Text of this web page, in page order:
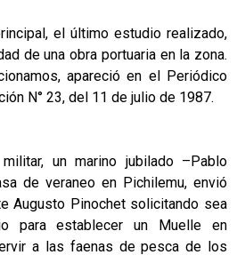
el último estudio realizado,
de una obra portuaria en la zona.
apareció en el Periódico
N° 23, del 11 de julio de 1987.
un marino jubilado –Pablo
de veraneo en Pichilemu, envió
Augusto Pinochet solicitando sea
para establecer un Muelle en
a las faenas de pesca de los